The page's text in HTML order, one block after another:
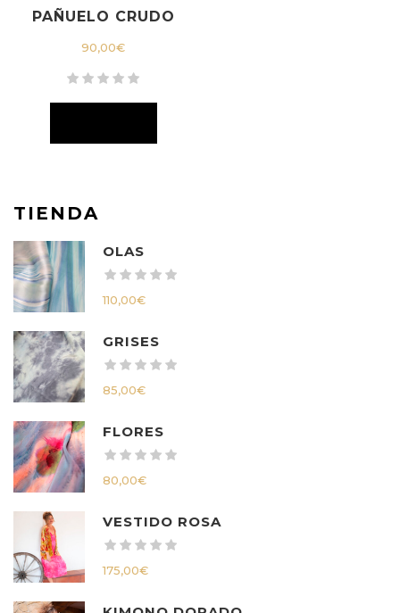
PAÑUELO CRUDO
90,00€
TIENDA
OLAS
110,00€
GRISES
85,00€
FLORES
80,00€
VESTIDO ROSA
175,00€